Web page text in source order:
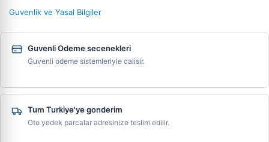
Guvenlik ve Yasal Bilgiler
Guvenli Odeme secenekleri
Guvenli odeme sistemleriyle calisir.
Tum Turkiye'ye gonderim
Oto yedek parcalar adresinize teslim edilir.